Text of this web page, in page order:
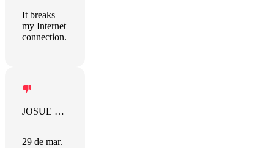
It breaks
my Internet
connection.
JOSUE DAVID
29 de mar.